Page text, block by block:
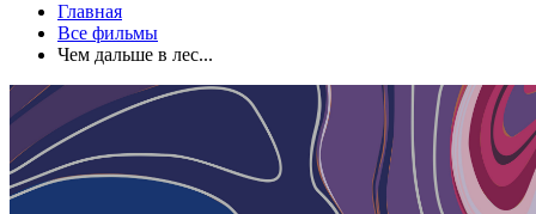
Главная
Все фильмы
Чем дальше в лес...